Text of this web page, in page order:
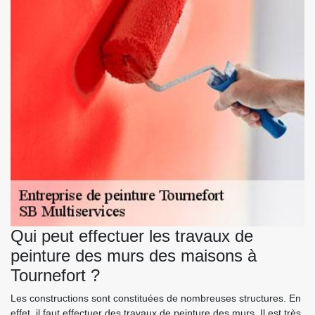
Qui peut effectuer les travaux de
peinture des murs des maisons à
Tournefort ?
Les constructions sont constituées de nombreuses structures. En
effet, il faut effectuer des travaux de peinture des murs. Il est très